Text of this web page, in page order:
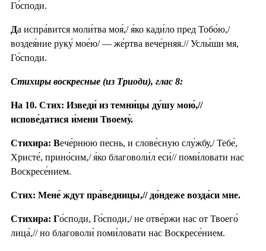
Го́споди.
Да испра́вится моли́тва моя́,/ я́ко кади́ло пред Тобо́ю,/
воздея́ние руку́ мое́ю/ — же́ртва вече́рняя.// Услы́ши мя,
Го́споди.
Стихиры воскресные (из Триоди), глас 8:
На 10. Стих: Изведи́ из темни́цы ду́шу мою́,//
испове́датися и́мени Твоему́.
Стихира: Вече́рнюю песнь, и слове́сную слу́жбу,/ Тебе́,
Христе́, прино́сим,/ я́ко благоволи́л еси́// поми́ловати нас
Воскресе́нием.
Стих: Мене́ ждут пра́ведницы,// до́ндеже возда́си мне.
Стихира: Го́споди, Го́споди,/ не отве́ржи нас от Твоего́
лица́,// но благоволи́ поми́ловати нас Воскресе́нием.